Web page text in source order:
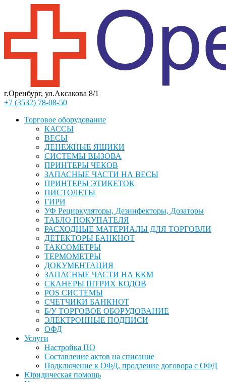
г.Оренбург, ул.Аксакова 8/1
+7 (3532) 78-08-50
Торговое оборудование
КАССЫ
ВЕСЫ
ДЕНЕЖНЫЕ ЯЩИКИ
СИСТЕМЫ ВЫЗОВА
ПРИНТЕРЫ ЧЕКОВ
ЗАПАСНЫЕ ЧАСТИ НА ВЕСЫ
ПРИНТЕРЫ ЭТИКЕТОК
ПИСТОЛЕТЫ
ГИРИ
УФ Рециркуляторы, Дезинфекторы, Дозаторы
ТАБЛО ПОКУПАТЕЛЯ
РАСХОДНЫЕ МАТЕРИАЛЫ ДЛЯ ТОРГОВЛИ
ДЕТЕКТОРЫ БАНКНОТ
ТАКСОМЕТРЫ
ТЕРМОМЕТРЫ
ДОКУМЕНТАЦИЯ
ЗАПАСНЫЕ ЧАСТИ НА ККМ
СКАНЕРЫ ШТРИХ КОДОВ
POS СИСТЕМЫ
СЧЕТЧИКИ БАНКНОТ
Б/У ТОРГОВОЕ ОБОРУДОВАНИЕ
ЭЛЕКТРОННЫЕ ПОДПИСИ
ОФД
Услуги
Настройка ПО
Составление актов на списание
Подключение к ОФД, продление договора с ОФД
Юридическая помощь